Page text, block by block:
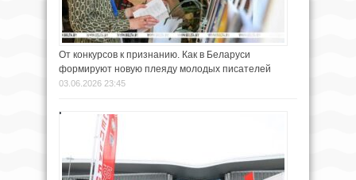
От конкурсов к признанию. Как в Беларуси
формируют новую плеяду молодых писателей
03.06.2026 23:45